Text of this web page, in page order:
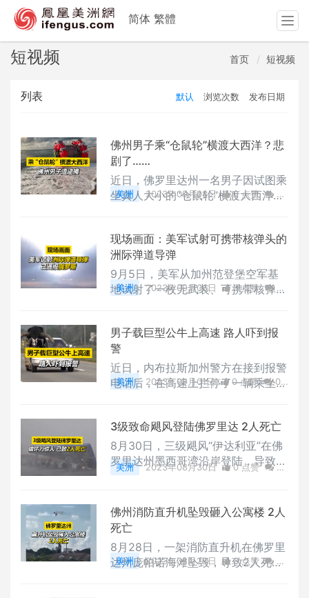
短视频 首页 短视频
列表 默认 浏览次数 发布日期
佛州男子乘“仓鼠轮”横渡大西洋？悲
剧了……
近日，佛罗里达州一名男子因试图乘
坐真人大小的“仓鼠轮”横渡大西洋前
称携带武器，威胁会伤害自己或警
方。经过3天的谈话后，该男子最终
被逮捕，他将面临阻碍警方登船和违
反港口秩序的指控。据悉，该男子曾
截。
美洲 2023年09月08日 0 点赞
0
现场画面：美军试射可携带核弹头的
洲际弹道导弹
9月5日，美军从加州范登堡空军基
地试射了一枚无武装、可携带核弹头
声称试射导弹是为了证明“美国的核
威慑力是安全、可靠和有效的”，并
表示已依据美俄间的协议提前通知了
俄罗斯政府。
美洲 2023年09月06日 0 点赞
0
男子载巨型公牛上高速 路人吓到报
警
近日，内布拉斯加州警方在接到报警
电话后，在高速上拦停了一辆乘坐着
他带牛参加游行时使用的汽车，车上
一半的挡风玻璃和车顶已被拆除，副
驾驶还添加了护栏。警察最终因车辆
交通违规的问题警告了迈耶，并让他
美洲 2023年09月01日 0 点赞
0
3级致命飓风登陆佛罗里达 2人死亡
8月30日，三级飓风“伊达利亚”在佛
罗里达州墨西哥湾沿岸登陆，导致至
少两人死亡。这是125年来登陆该地
州已有超过46万用户断电。
美洲 2023年08月30日 0 点赞
0
佛州消防直升机坠毁砸入公寓楼 2人
死亡
8月28日，一架消防直升机在佛罗里
达州庞帕诺海滩坠毁，导致2人死
美洲 2023年08月28日 0 点赞
0
简体 繁體
T
o
g
g
e
v
g
a
o